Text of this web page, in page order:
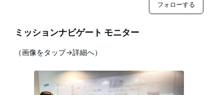
フォローする
ミッションナビゲート モニター
（画像をタップ→詳細へ）